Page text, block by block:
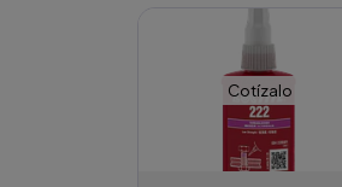
Cotízalo